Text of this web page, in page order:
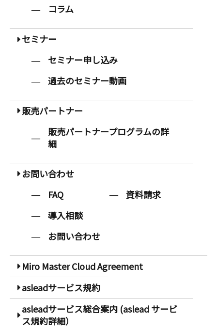
コラム
セミナー
セミナー申し込み
過去のセミナー動画
販売パートナー
販売パートナープログラムの詳
細
お問い合わせ
FAQ
資料請求
導入相談
お問い合わせ
Miro Master Cloud Agreement
asleadサービス規約
asleadサービス総合案内 (aslead サービ
ス規約詳細）